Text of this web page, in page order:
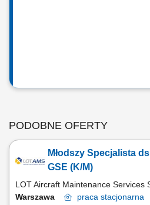
PODOBNE OFERTY
Młodszy Specjalista
GSE (K/M)
LOT Aircraft Maintenance Services
Warszawa
praca stacjonarna